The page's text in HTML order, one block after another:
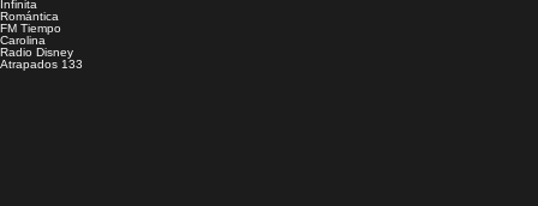
Infinita
Romántica
FM Tiempo
Carolina
Radio Disney
Atrapados 133